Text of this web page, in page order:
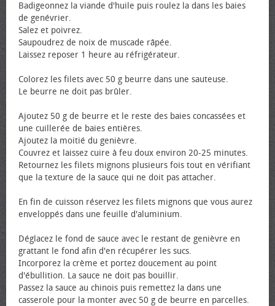
Badigeonnez la viande d'huile puis roulez la dans les baies
de genévrier.
Salez et poivrez.
Saupoudrez de noix de muscade râpée.
Laissez reposer 1 heure au réfrigérateur.
Colorez les filets avec 50 g beurre dans une sauteuse.
Le beurre ne doit pas brûler.
Ajoutez 50 g de beurre et le reste des baies concassées et
une cuillerée de baies entières.
Ajoutez la moitié du genièvre.
Couvrez et laissez cuire à feu doux environ 20-25 minutes.
Retournez les filets mignons plusieurs fois tout en vérifiant
que la texture de la sauce qui ne doit pas attacher.
En fin de cuisson réservez les filets mignons que vous aurez
enveloppés dans une feuille d'aluminium.
Déglacez le fond de sauce avec le restant de genièvre en
grattant le fond afin d'en récupérer les sucs.
Incorporez la crème et portez doucement au point
d'ébullition. La sauce ne doit pas bouillir.
Passez la sauce au chinois puis remettez la dans une
casserole pour la monter avec 50 g de beurre en parcelles.